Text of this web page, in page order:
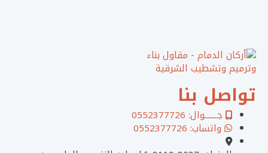
تواصل بنا
جـــــــوال: 0552377726
واتساب: 0552377726